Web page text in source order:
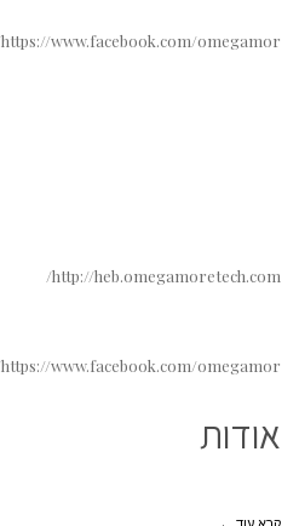
https://www.facebook.com/omegamor/
http://heb.omegamoretech.com/
https://www.facebook.com/omegamor/
אודות